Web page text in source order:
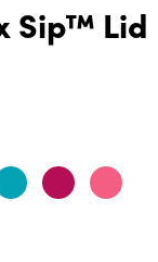
Sip™ Lid